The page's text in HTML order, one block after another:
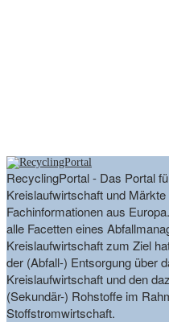
RecyclingPortal - Das Portal
Kreislaufwirtschaft und
Fachinformationen aus
alle Facetten eines
Kreislaufwirtschaft zum Ziel
der (Abfall-) Entsorgung über
Kreislaufwirtschaft und den
(Sekundär-) Rohstoffe im
Stoffstromwirtschaft.